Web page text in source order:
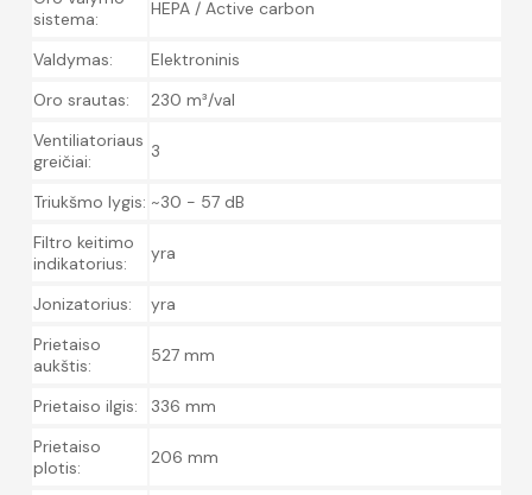
sistema:
HEPA / Active carbon
Valdymas:
Elektroninis
Oro srautas:
230 m³/val
Ventiliatoriaus
greičiai:
3
Triukšmo lygis: ~30 - 57 dB
Filtro keitimo
indikatorius:
yra
Jonizatorius:
yra
Prietaiso
aukštis:
527 mm
Prietaiso ilgis:
336 mm
Prietaiso
plotis:
206 mm